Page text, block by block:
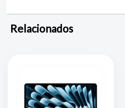
Relacionados